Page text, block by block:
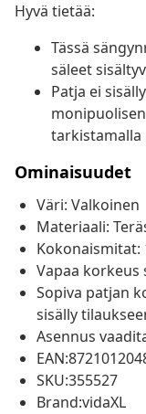
Hyvä tietää:
Tässä
säleet
Patja ei
tarkistamalla
Ominaisuudet
Väri: Valkoinen
Materiaali:
Kokonaismitat:
Vapaa korkeus
Sopiva patjan
sisälly
Asennus
SKU:355527
Brand:vidaXL